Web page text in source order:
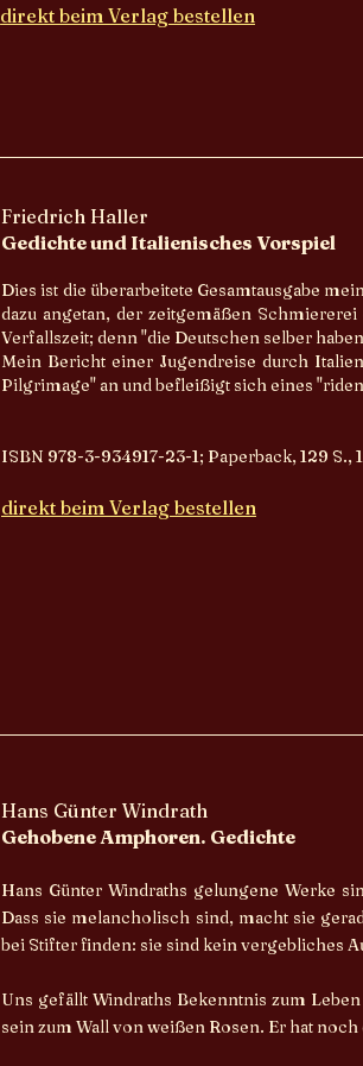
direkt beim Verlag bestellen
Friedrich Haller
Gedichte und Italienisches Vorspiel
Dies ist die überarbeitete Gesamtausgabe
dazu angetan, der zeitgemäßen
Verfallszeit; denn "die Deutschen selber
Mein Bericht einer Jugendreise durch
Pilgrimage" an und befleißigt sich eines
ISBN 978-3-934917-23-1; Paperback, 129 S.,
direkt beim Verlag bestellen
Hans Günter Windrath
Gehobene Amphoren. Gedichte
Hans Günter Windraths gelungene Werke
Dass sie melancholisch sind, macht sie
bei Stifter finden: sie sind kein vergebliches
Uns gefällt Windraths Bekenntnis zum
sein zum Wall von weißen Rosen. Er hat